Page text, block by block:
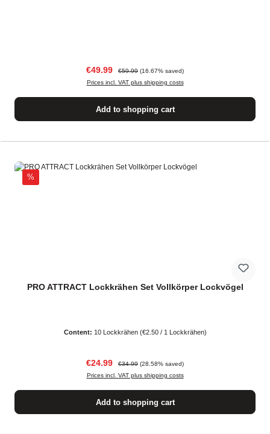
Sale price:
€49.99 Regular price:
€59.99 (16.67% saved)
Prices incl. VAT plus shipping costs
Add to shopping cart
%Discount
PRO ATTRACT Lockkrähen Set Vollkörper Lockvögel
Content: 10 Lockkrähen (€2.50 / 1 Lockkrähen)
Sale price:
€24.99 Regular price:
€34.99 (28.58% saved)
Prices incl. VAT plus shipping costs
Add to shopping cart